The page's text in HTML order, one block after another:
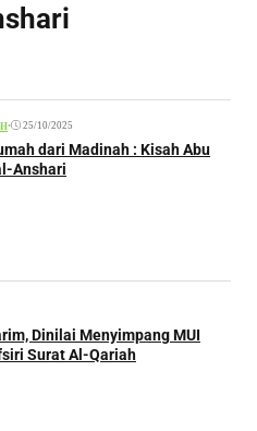
• 25/10/2025
dari Madinah : Kisah Abu
Anshari
Dinilai Menyimpang MUI
Surat Al-Qariah